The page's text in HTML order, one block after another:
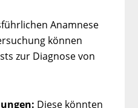
Anamnese
können
zur Diagnose von
Diese könnten